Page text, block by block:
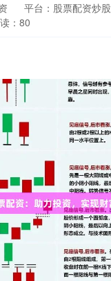
平台：股票配资炒股
：80